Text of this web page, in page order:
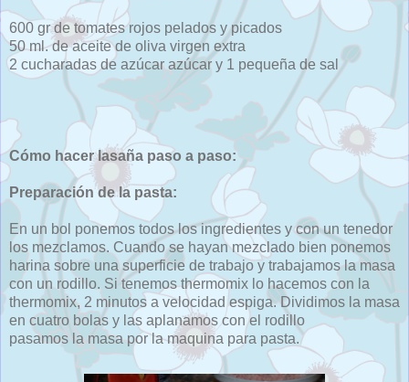
600 gr de tomates rojos pelados y picados
50 ml. de aceite de oliva virgen extra
2 cucharadas de azúcar azúcar y 1 pequeña de sal
Cómo hacer lasaña paso a paso:
Preparación de la pasta:
En un bol ponemos todos los ingredientes y con un tenedor
los mezclamos. Cuando se hayan mezclado bien ponemos
harina sobre una superficie de trabajo y trabajamos la masa
con un rodillo. Si tenemos thermomix lo hacemos con la
thermomix, 2 minutos a velocidad espiga. Dividimos la masa
en cuatro bolas y las aplanamos con el rodillo
pasamos la masa por la maquina para pasta.